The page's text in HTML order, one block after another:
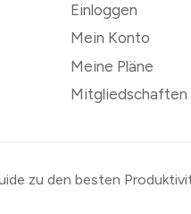
Einloggen
Mein Konto
Meine Pläne
Mitgliedschaften
zu den besten